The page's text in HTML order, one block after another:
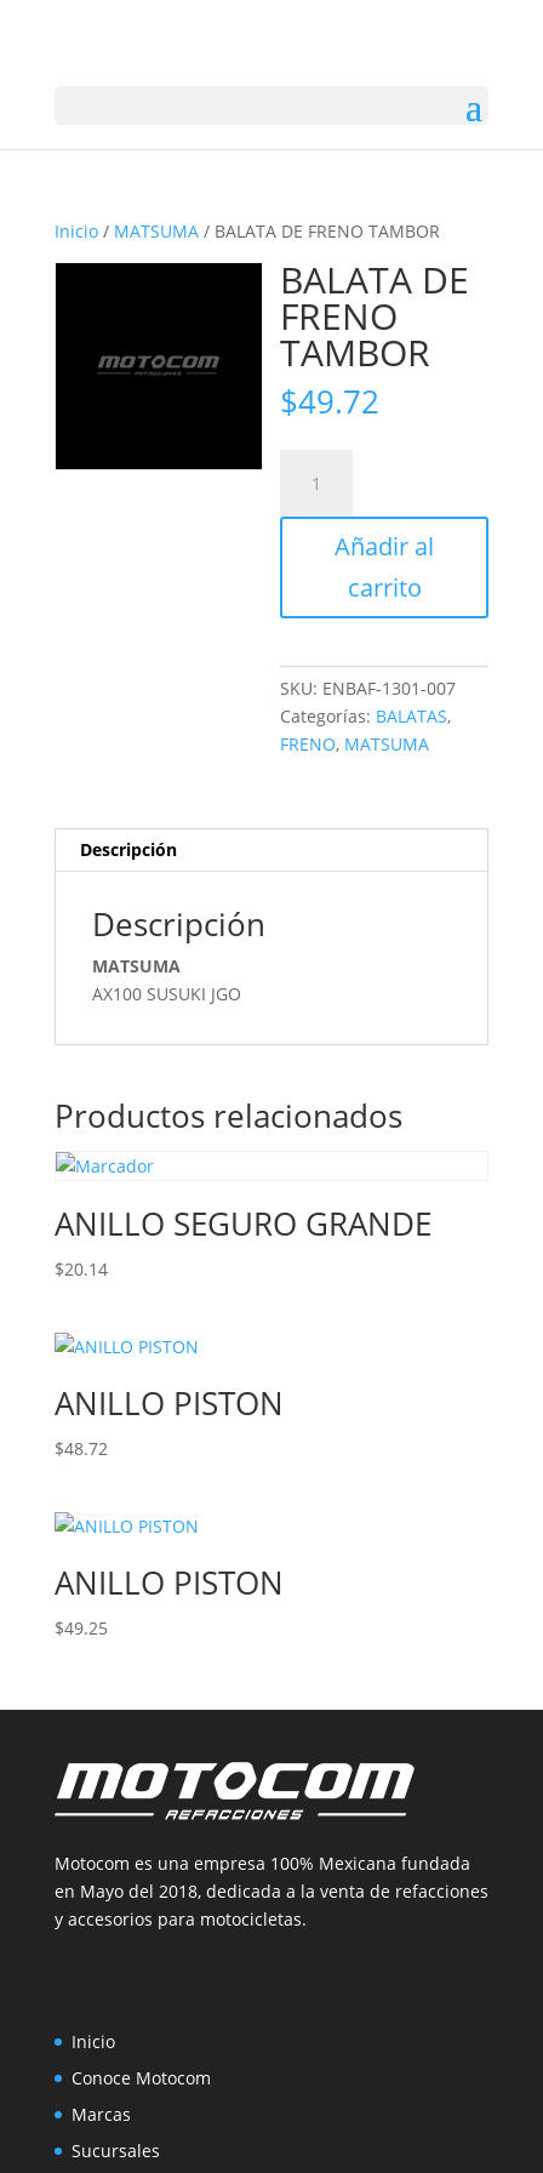
Inicio/ MATSUMA/ BALATA DE FRENO TAMBOR
BALATA DE
FRENO
TAMBOR
$49.72
FRENO
TAMBORAñadir al
carrito
SKU: ENBAF-1301-007
Categorías: BALATAS,
FRENO, MATSUMA
Descripción
Descripción
MATSUMA
AX100 SUSUKI JGO
Productos relacionados
ANILLO SEGURO GRANDE
$20.14
ANILLO PISTON
$48.72
ANILLO PISTON
$49.25
Motocom es una empresa 100% Mexicana fundada
en Mayo del 2018, dedicada a la venta de refacciones
y accesorios para motocicletas.
Inicio
Conoce Motocom
Marcas
Sucursales